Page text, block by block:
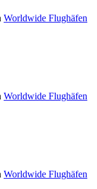
Worldwide Flughäfen
Worldwide Flughäfen
Worldwide Flughäfen